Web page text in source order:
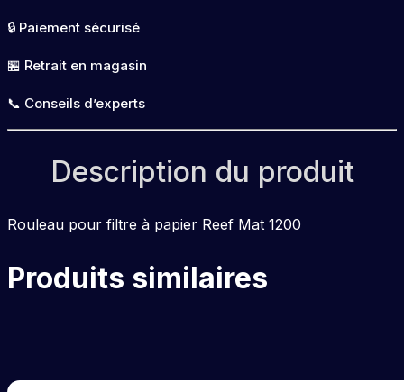
Mat
1200
🔒 Paiement sécurisé
🏪 Retrait en magasin
📞 Conseils d’experts
Description du produit
Rouleau pour filtre à papier Reef Mat 1200
Produits similaires